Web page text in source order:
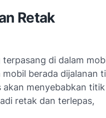
Retak
di dalam
berada dijalanan
akan menyebabkan
retak dan terlepas,